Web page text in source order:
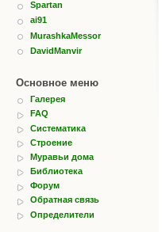
Spartan
ai91
MurashkaMessor
DavidManvir
Основное меню
Галерея
FAQ
Систематика
Строение
Муравьи дома
Библиотека
Форум
Обратная связь
Определители